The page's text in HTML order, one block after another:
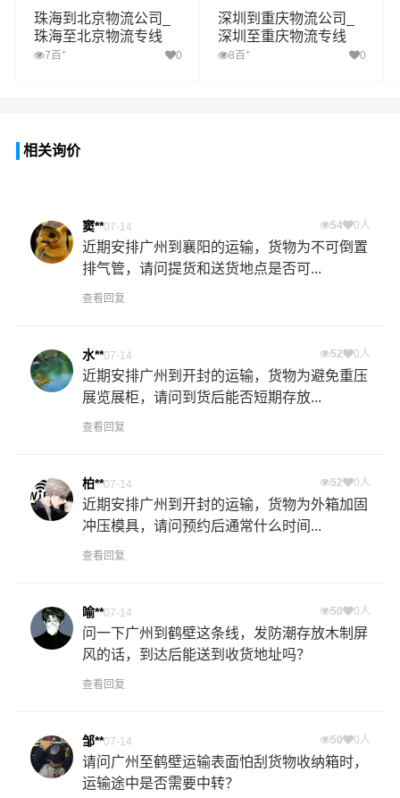
珠海到北京物流公司_
珠海至北京物流专线
7百 + 0
深圳到重庆物流公司_
深圳至重庆物流专线
8百 + 0
相关询价
窦**07-14 54 0人
近期安排广州到襄阳的运输，货物为不可倒置
排气管，请问提货和送货地点是否可...
查看回复
水**07-14 52 0人
近期安排广州到开封的运输，货物为避免重压
展览展柜，请问到货后能否短期存放...
查看回复
柏**07-14 52 0人
近期安排广州到开封的运输，货物为外箱加固
冲压模具，请问预约后通常什么时间...
查看回复
喻**07-14 50 0人
问一下广州到鹤壁这条线，发防潮存放木制屏
风的话，到达后能送到收货地址吗？
查看回复
邹**07-14 50 0人
请问广州至鹤壁运输表面怕刮货物收纳箱时，
运输途中是否需要中转？